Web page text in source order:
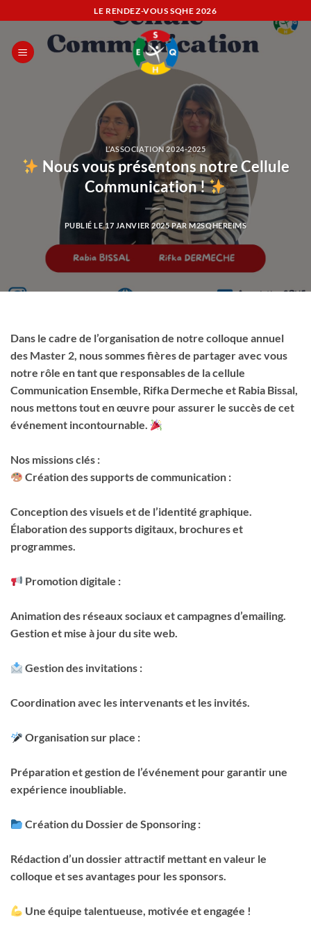
au
contenu
LE RENDEZ-VOUS SQHE 2026
L’ASSOCIATION 2024-2025
Nous vous présentons notre Cellule
Communication !
PUBLIÉ LE17 JANVIER 2025 PARM2SQHEREIMS
Dans le cadre de l’organisation de notre colloque annuel
des Master 2, nous sommes fières de partager avec vous
notre rôle en tant que responsables de la cellule
Communication Ensemble, Rifka Dermeche et Rabia Bissal,
nous mettons tout en œuvre pour assurer le succès de cet
événement incontournable.
Nos missions clés :
Création des supports de communication :
Conception des visuels et de l’identité graphique.
Élaboration des supports digitaux, brochures et
programmes.
Promotion digitale :
Animation des réseaux sociaux et campagnes d’emailing.
Gestion et mise à jour du site web.
Gestion des invitations :
Coordination avec les intervenants et les invités.
Organisation sur place :
Préparation et gestion de l’événement pour garantir une
expérience inoubliable.
Création du Dossier de Sponsoring :
Rédaction d’un dossier attractif mettant en valeur le
colloque et ses avantages pour les sponsors.
Une équipe talentueuse, motivée et engagée !